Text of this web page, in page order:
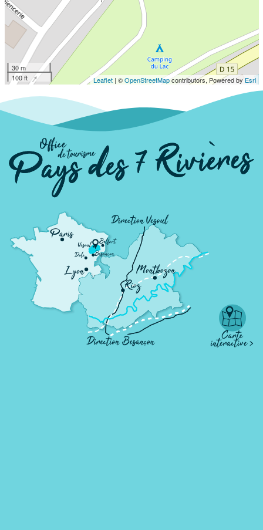
30 m
100 ft
Leaflet| ©OpenStreetMapcontributors, Powered by Esri